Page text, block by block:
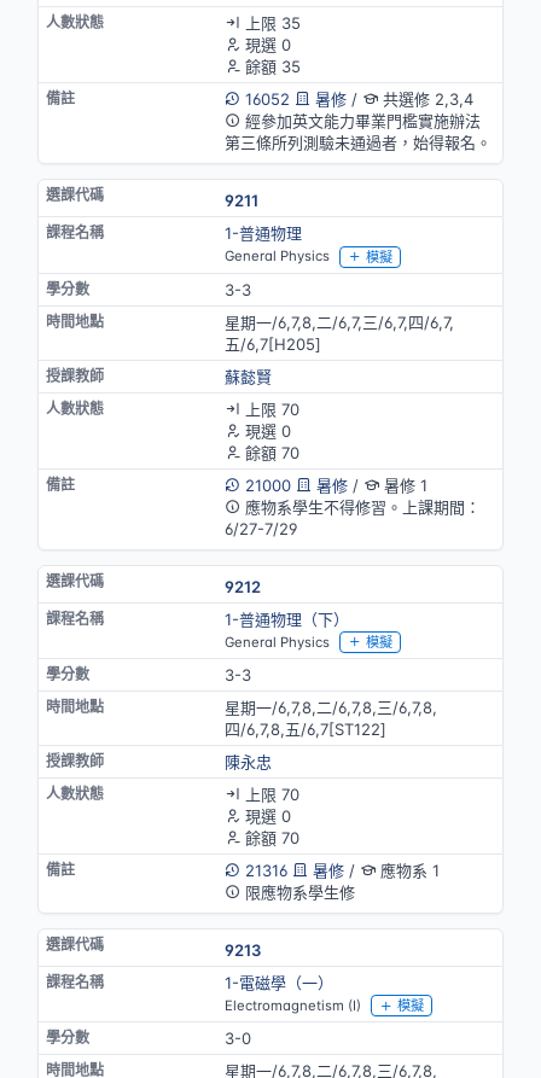
上限 35
現選 0
餘額 35
16052
暑修/
共選修 2,3,4
經參加英文能力畢業門檻實施辦法
第三條所列測驗未通過者，始得報名。
9211
1-普通物理
General Physics 模擬
3-3
星期一/6,7,8,二/6,7,三/6,7,四/6,7,
五/6,7[H205]
蘇懿賢
上限 70
現選 0
餘額 70
21000
暑修/
暑修 1
應物系學生不得修習。上課期間：
6/27-7/29
9212
1-普通物理（下）
General Physics 模擬
3-3
星期一/6,7,8,二/6,7,8,三/6,7,8,
四/6,7,8,五/6,7[ST122]
陳永忠
上限 70
現選 0
餘額 70
21316
暑修/
應物系 1
限應物系學生修
9213
1-電磁學（一）
Electromagnetism (I) 模擬
3-0
星期一/6,7,8,二/6,7,8,三/6,7,8,